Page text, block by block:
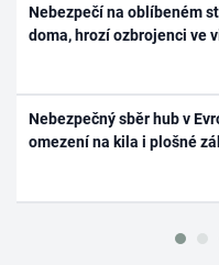
Nebezpečí na oblíbeném
doma, hrozí ozbrojenci ve
Nebezpečný sběr hub v
omezení na kila i plošné